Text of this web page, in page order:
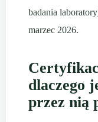
badania
marzec 2026.
dlaczego
przez nią